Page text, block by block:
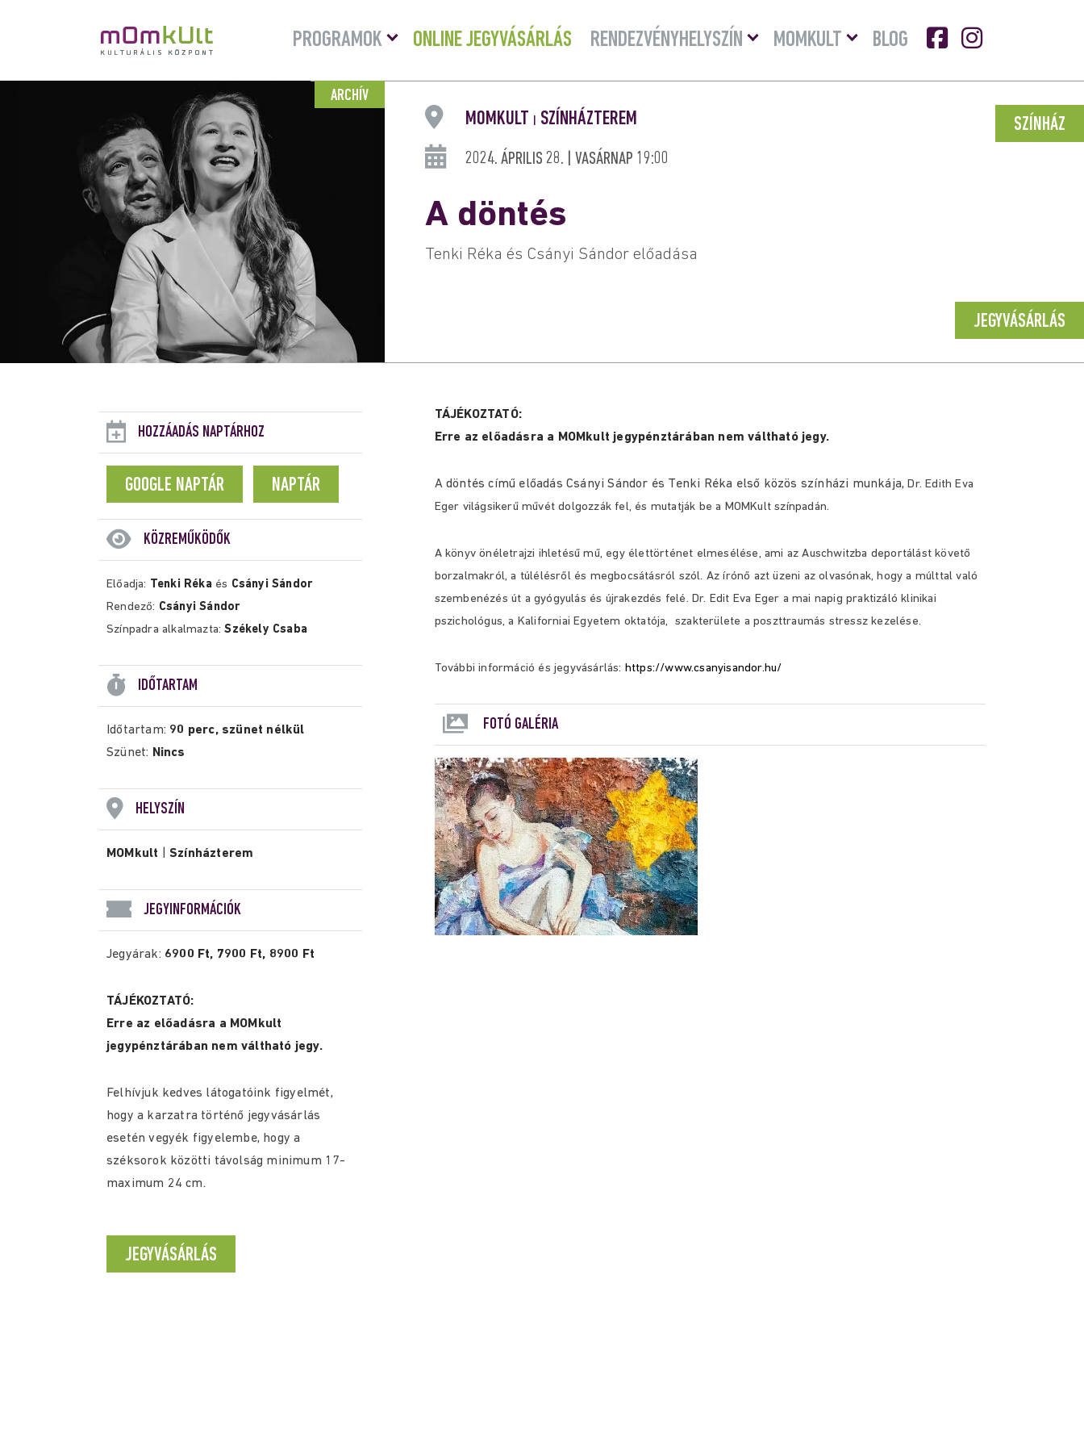
PROGRAMOK
Menü
lenyitása
ONLINE JEGYVÁSÁRLÁS RENDEZVÉNYHELYSZÍN
Menü
lenyitásaMOMKULT
Menü
lenyitása
BLOG
ARCHÍV
SZÍNHÁZ
MOMKULT SZÍNHÁZTEREM
2024. ÁPRILIS 28. | VASÁRNAP 19:00
A döntés
Tenki Réka és Csányi Sándor előadása
JEGYVÁSÁRLÁS
HOZZÁADÁS NAPTÁRHOZ
GOOGLE NAPTÁR NAPTÁR
KÖZREMŰKÖDŐK
Előadja: Tenki Rékaés Csányi Sándor
Rendező: Csányi Sándor
Színpadra alkalmazta:Székely Csaba
IDŐTARTAM
Időtartam: 90 perc, szünet nélkül
Szünet: Nincs
HELYSZÍN
MOMkult |Színházterem
JEGYINFORMÁCIÓK
Jegyárak: 6900 Ft, 7900 Ft, 8900 Ft
TÁJÉKOZTATÓ:
Erre az előadásra a MOMkult
jegypénztárában nem váltható jegy.
Felhívjuk kedves látogatóink figyelmét,
hogy a karzatra történő jegyvásárlás
esetén vegyék figyelembe, hogy a
széksorok közötti távolság minimum 17-
maximum 24 cm.
JEGYVÁSÁRLÁS
TÁJÉKOZTATÓ:
Erre az előadásra a MOMkult jegypénztárában nem váltható jegy.
A döntés című előadás Csányi Sándor és Tenki Réka első közös színházi munkája, Dr. Edith Eva
Eger világsikerű művét dolgozzák fel, és mutatják be a MOMKult színpadán.
A könyv önéletrajzi ihletésű mű, egy élettörténet elmesélése, ami az Auschwitzba deportálást követő
borzalmakról, a túlélésről és megbocsátásról szól. Az írónő azt üzeni az olvasónak, hogy a múlttal való
szembenézés út a gyógyulás és újrakezdés felé. Dr. Edit Eva Eger a mai napig praktizáló klinikai
pszichológus, a Kaliforniai Egyetem oktatója, szakterülete a poszttraumás stressz kezelése.
További információ és jegyvásárlás: https://www.csanyisandor.hu/
FOTÓ GALÉRIA